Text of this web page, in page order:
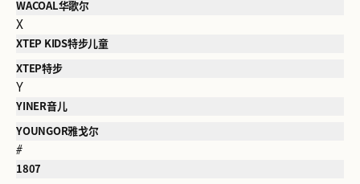
WACOAL华歌尔
X
XTEP KIDS特步儿童
XTEP特步
Y
YINER音儿
YOUNGOR雅戈尔
#
1807